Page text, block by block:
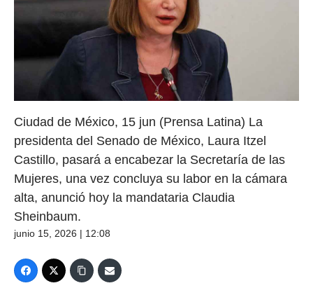
Ciudad de México, 15 jun (Prensa Latina) La
presidenta del Senado de México, Laura Itzel
Castillo, pasará a encabezar la Secretaría de las
Mujeres, una vez concluya su labor en la cámara
alta, anunció hoy la mandataria Claudia
Sheinbaum.
junio 15, 2026 | 12:08